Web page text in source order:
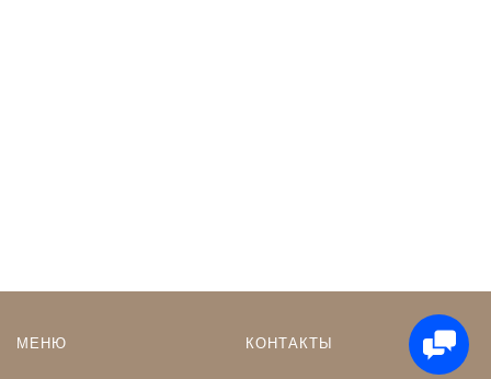
МЕНЮ КОНТАКТЫ